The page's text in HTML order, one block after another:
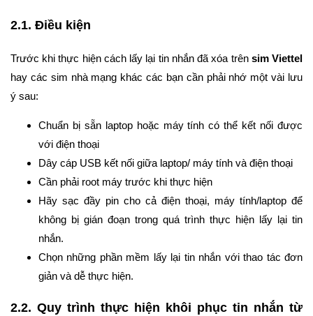
2.1. Điều kiện
Trước khi thực hiện cách lấy lại tin nhắn đã xóa trên sim Viettel
hay các sim nhà mạng khác các bạn cần phải nhớ một vài lưu
ý sau:
Chuẩn bị sẵn laptop hoặc máy tính có thể kết nối được
với điện thoại
Dây cáp USB kết nối giữa laptop/ máy tính và điện thoại
Cần phải root máy trước khi thực hiện
Hãy sạc đầy pin cho cả điện thoại, máy tính/laptop để
không bị gián đoạn trong quá trình thực hiện lấy lại tin
nhắn.
Chọn những phần mềm lấy lại tin nhắn với thao tác đơn
giản và dễ thực hiện.
2.2. Quy trình thực hiện khôi phục tin nhắn từ